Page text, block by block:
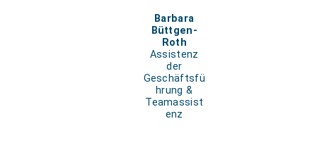
Barbara
Büttgen-
Roth
Assistenz
der
Geschäftsfü
hrung &
Teamassist
enz